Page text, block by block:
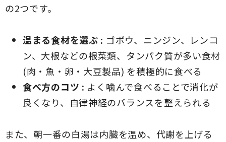
の2つです。
温まる食材を選ぶ : ゴボウ、ニンジン、レンコ
ン、大根などの根菜類、タンパク質が多い食材
(肉・魚・卵・大豆製品) を積極的に食べる
食べ方のコツ : よく噛んで食べることで消化が
良くなり、自律神経のバランスを整えられる
また、朝一番の白湯は内臓を温め、代謝を上げる